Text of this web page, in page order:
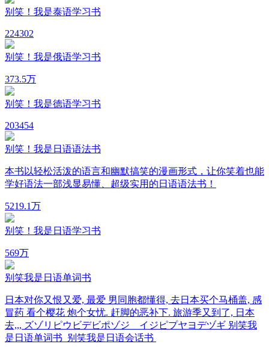
别笑！我是泰语学习书
224302
别笑！我是俄语学习书
373.5万
别笑！我是德语学习书
203454
别笑！我是日语语法书
本书以轻松活泼的语言和幽默搞笑的漫画形式，让你笑着也能
学好语法一部浅显易懂、超级实用的日语语法书！
5219.1万
别笑！我是日语学习书
569万
别笑我是日语单词书
日本对你又恨又爱, 最爱 男同胞都懂得, 去日本买个马桶盖, 感
冒药 看个樱花 炮个女忧. 赶脚的恶补下. 旅游季又到了, 日本
去,,, ズゾリピウビデビポゾジ イジピプヤヨデヅギ 别笑我
是日语单词书 别笑我是日语会话书